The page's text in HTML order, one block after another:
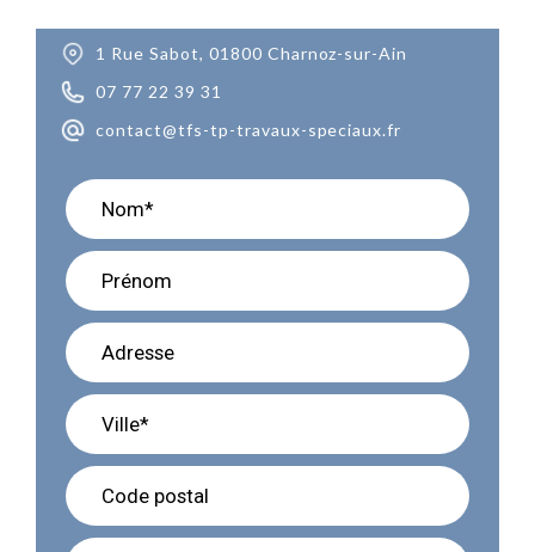
1 Rue Sabot, 01800 Charnoz-sur-Ain
07 77 22 39 31
contact@tfs-tp-travaux-speciaux.fr